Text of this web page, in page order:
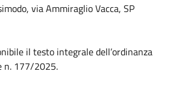
via Ammiraglio Vacca, SP
il testo integrale dell’ordinanza
n. 177/2025.